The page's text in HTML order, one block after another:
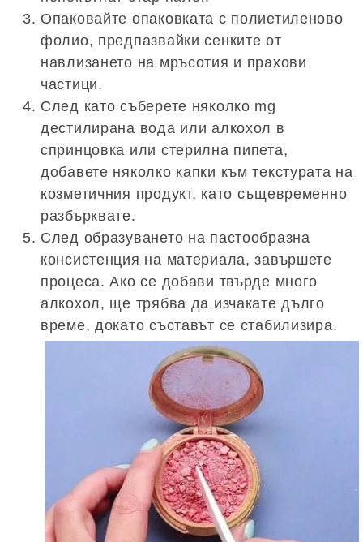
Опаковайте опаковката с полиетиленово
фолио, предпазвайки сенките от
навлизането на мръсотия и прахови
частици.
След като съберете няколко mg
дестилирана вода или алкохол в
спринцовка или стерилна пипета,
добавете няколко капки към текстурата на
козметичния продукт, като същевременно
разбърквате.
След образуването на пастообразна
консистенция на материала, завършете
процеса. Ако се добави твърде много
алкохол, ще трябва да изчакате дълго
време, докато съставът се стабилизира.